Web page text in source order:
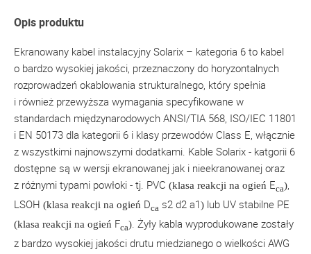
Opis produktu
Ekranowany kabel instalacyjny Solarix – kategoria 6 to kabel
o bardzo wysokiej jakości, przeznaczony do horyzontalnych
rozprowadzeń okablowania strukturalnego, który spełnia
i również przewyższa wymagania specyfikowane w
standardach międzynarodowych ANSI/TIA 568, ISO/IEC 11801
i EN 50173 dla kategorii 6 i klasy przewodów Class E, włącznie
z wszystkimi najnowszymi dodatkami. Kable Solarix - katgorii 6
dostępne są w wersji ekranowanej jak i nieekranowanej oraz
z różnymi typami powłoki - tj. PVC (klasa reakcji na ogień Eca),
LSOH (klasa reakcji na ogień Dca s2 d2 a1) lub UV stabilne PE
(klasa reakcji na ogień Fca). Żyły kabla wyprodukowane zostały
z bardzo wysokiej jakości drutu miedzianego o wielkości AWG